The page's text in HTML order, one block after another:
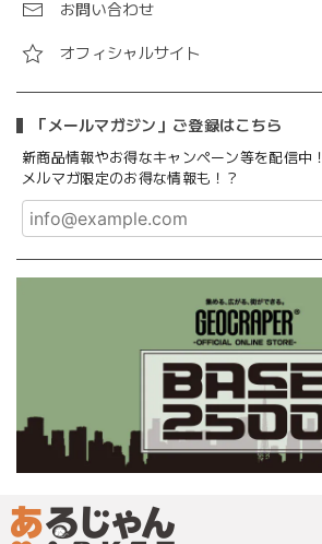
お問い合わせ
オフィシャルサイト
「メールマガジン」ご登録はこちら
新商品情報やお得なキャンペーン等を配信中！
メルマガ限定のお得な情報も！？